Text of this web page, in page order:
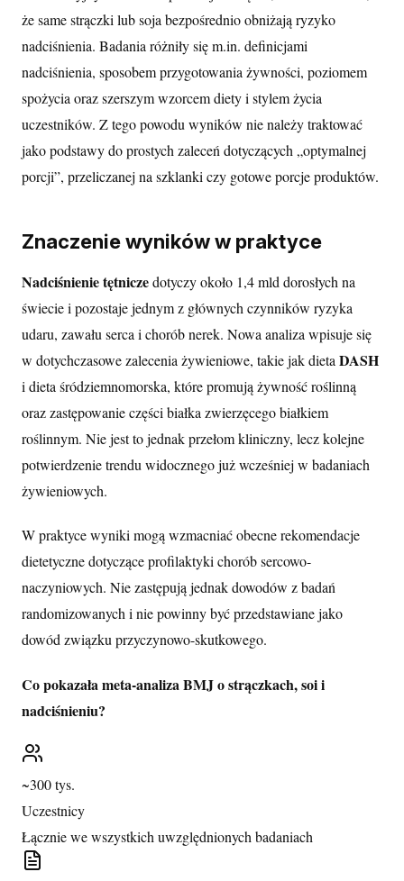
że same strączki lub soja bezpośrednio obniżają ryzyko
nadciśnienia. Badania różniły się m.in. definicjami
nadciśnienia, sposobem przygotowania żywności, poziomem
spożycia oraz szerszym wzorcem diety i stylem życia
uczestników. Z tego powodu wyników nie należy traktować
jako podstawy do prostych zaleceń dotyczących „optymalnej
porcji”, przeliczanej na szklanki czy gotowe porcje produktów.
Znaczenie wyników w praktyce
Nadciśnienie tętniczedotyczy około 1,4 mld dorosłych na
świecie i pozostaje jednym z głównych czynników ryzyka
udaru, zawału serca i chorób nerek. Nowa analiza wpisuje się
w dotychczasowe zalecenia żywieniowe, takie jak dieta DASH
i dieta śródziemnomorska, które promują żywność roślinną
oraz zastępowanie części białka zwierzęcego białkiem
roślinnym. Nie jest to jednak przełom kliniczny, lecz kolejne
potwierdzenie trendu widocznego już wcześniej w badaniach
żywieniowych.
W praktyce wyniki mogą wzmacniać obecne rekomendacje
dietetyczne dotyczące profilaktyki chorób sercowo-
naczyniowych. Nie zastępują jednak dowodów z badań
randomizowanych i nie powinny być przedstawiane jako
dowód związku przyczynowo-skutkowego.
Co pokazała meta-analiza BMJ o strączkach, soi i
nadciśnieniu?
~300 tys.
Uczestnicy
Łącznie we wszystkich uwzględnionych badaniach